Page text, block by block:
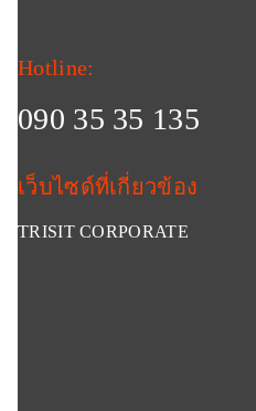
Hotline:
090 35 35 135
เว็บไซด์ที่เกี่ยวข้อง
TRISIT CORPORATE